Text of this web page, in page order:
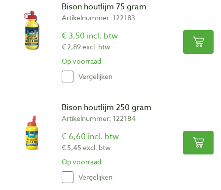
Bison houtlijm 75 gram
Artikelnummer: 122183
€ 3,50 incl. btw
€ 2,89 excl. btw
Op voorraad
Vergelijken
Bison houtlijm 250 gram
Artikelnummer: 122184
€ 6,60 incl. btw
€ 5,45 excl. btw
Op voorraad
Vergelijken